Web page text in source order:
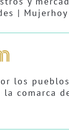
| Mujerhoy
los
la comarca